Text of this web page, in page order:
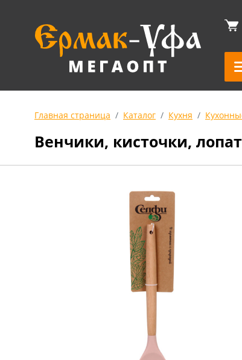
Главная страница Каталог Кухня
Венчики, кисточки,